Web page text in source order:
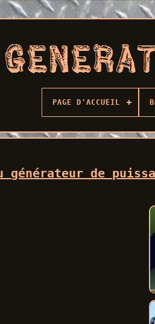
PAGE D'ACCUEIL
générateur de